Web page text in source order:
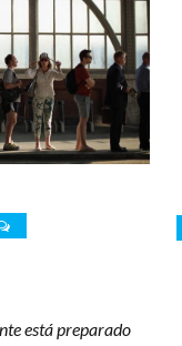
está preparado